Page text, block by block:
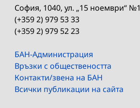
София, 1040, ул. „15 ноември“ №1
(+359 2) 979 53 33
(+359 2) 979 52 23
БАН-Администрация
Връзки с обществеността
Контакти/звена на БАН
Всички публикации на сайта